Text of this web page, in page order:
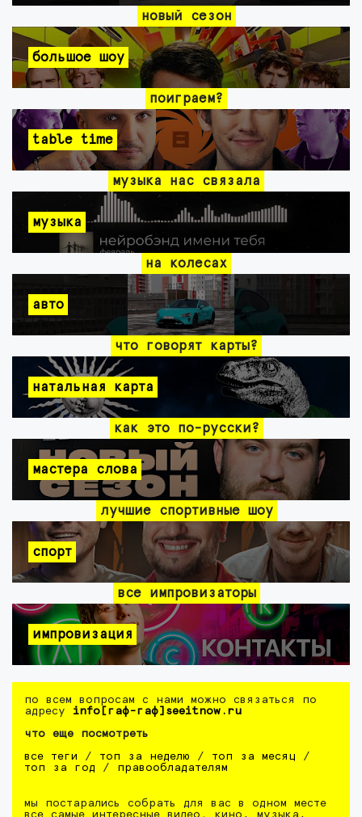
новый сезон
большое шоу
поиграем?
table time
музыка нас связала
музыка
на колесах
авто
что говорят карты?
натальная карта
как это по-русски?
мастера слова
лучшие спортивные шоу
спорт
все импровизаторы
импровизация
по всем вопросам с нами можно связаться по
адресу info[гаф-гаф]seeitnow.ru
что еще посмотреть
все теги / топ за неделю / топ за месяц /
топ за год / правообладателям
мы постарались собрать для вас в одном месте
все самые интересные видео. кино, музыка,